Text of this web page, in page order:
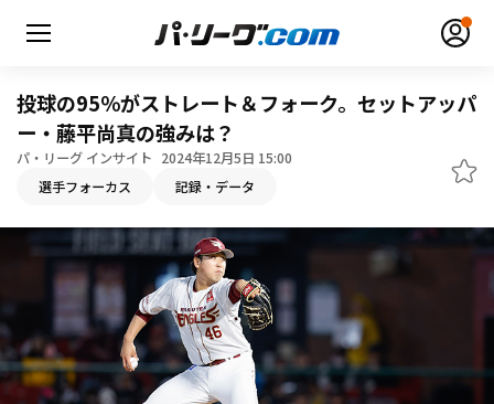
無料アカウント登録
HOME
動画
日程・結果
投球の95％がストレート＆フォーク。セットアッパ
ー・藤平尚真の強みは？
パ・リーグ インサイト 2024年12月5日 15:00
選手フォーカス 記録・データ